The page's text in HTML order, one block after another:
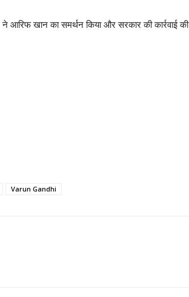
ने आरिफ खान का समर्थन किया और सरकार की कार्रवाई की
Varun Gandhi